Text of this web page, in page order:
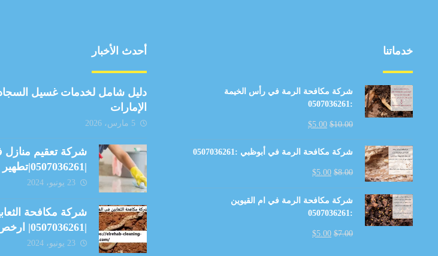
خدماتنا
شركة مكافحة الرمة في رأس الخيمة
:0507036261
$10.00
$5.00
شركة مكافحة الرمة في أبوظبي :0507036261
$8.00
$5.00
شركة مكافحة الرمة في ام القيوين
:0507036261
$7.00
$5.00
أحدث الأخبار
دليل شامل لخدمات غسيل
الإمارات
5 مارس، 2026
شركة تعقيم منازل
|0507036261|تطهير وتعقيم
23 يونيو، 2024
شركة مكافحة
|0507036261| ارخص اسعار
23 يونيو، 2024